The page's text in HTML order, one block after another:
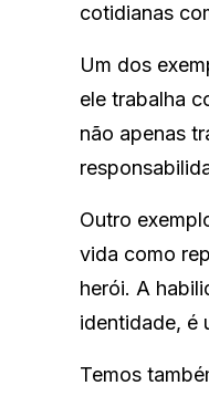
cotidianas
Um dos
ele trabalha
não apenas
Outro
vida como
herói. A
identidade, é
Temos